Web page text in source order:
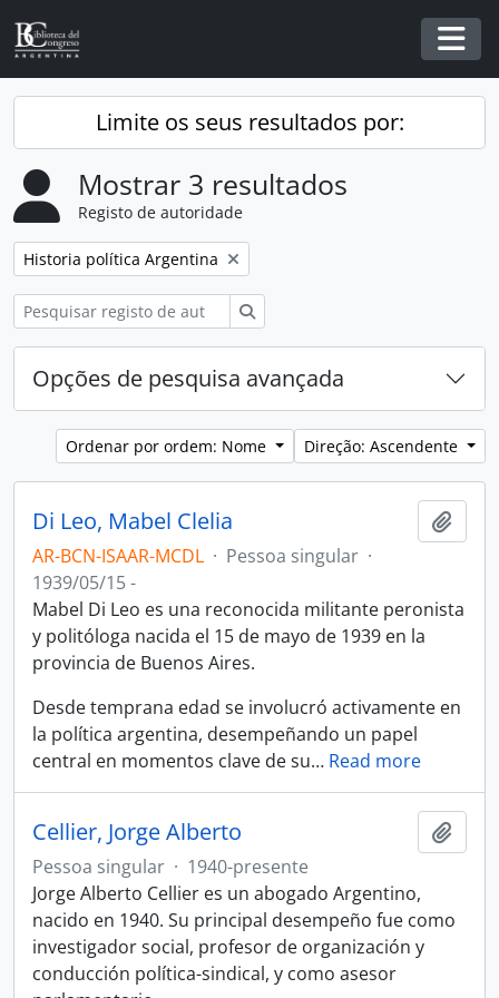
Skip to main content
Limite os seus resultados por:
Mostrar 3 resultados
Registo de autoridade
Remover filtro:
Historia política Argentina
Opções de pesquisa avançada
Ordenar por ordem: Nome Direção: Ascendente
Di Leo, Mabel Clelia
AR-BCN-ISAAR-MCDL · Pessoa singular ·
1939/05/15 -
Mabel Di Leo es una reconocida militante peronista
y politóloga nacida el 15 de mayo de 1939 en la
provincia de Buenos Aires.
Desde temprana edad se involucró activamente en
la política argentina, desempeñando un papel
central en momentos clave de su… Read more
Cellier, Jorge Alberto
Pessoa singular · 1940-presente
Jorge Alberto Cellier es un abogado Argentino,
nacido en 1940. Su principal desempeño fue como
investigador social, profesor de organización y
conducción política-sindical, y como asesor